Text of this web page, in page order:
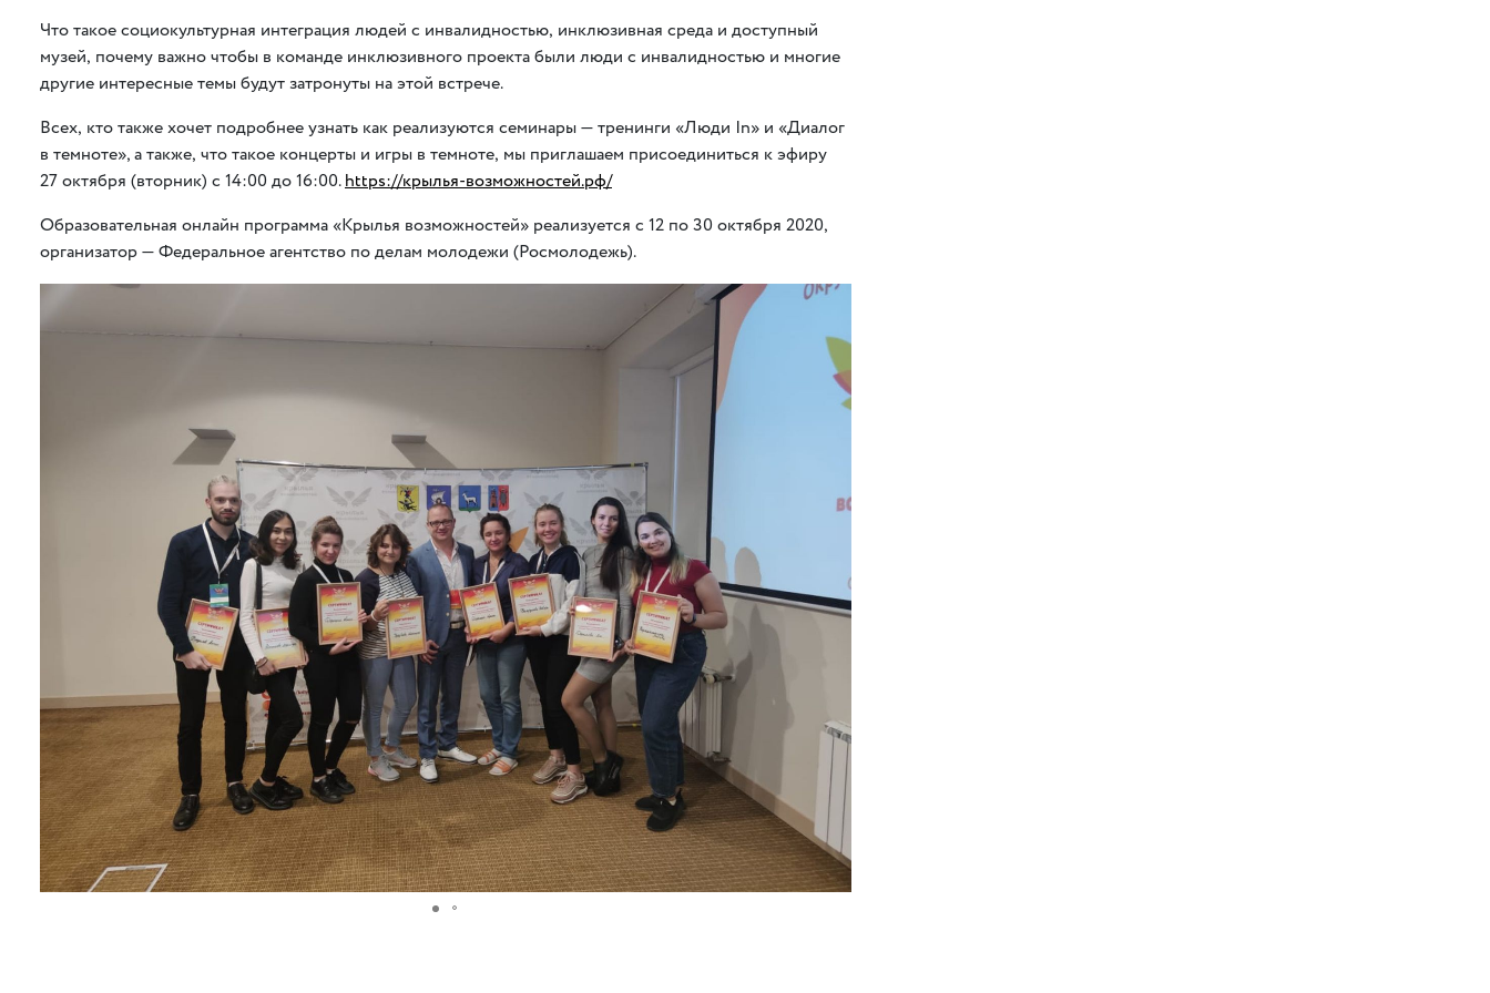
Что такое социокультурная интеграция людей с инвалидностью, инклюзивная среда и доступный
музей, почему важно чтобы в команде инклюзивного проекта были люди с инвалидностью и многие
другие интересные темы будут затронуты на этой встрече.
Всех, кто также хочет подробнее узнать как реализуются семинары — тренинги «Люди In» и «Диалог
в темноте», а также, что такое концерты и игры в темноте, мы приглашаем присоединиться к эфиру
27 октября (вторник) с 14:00 до 16:00.https://крылья-возможностей.рф/
Образовательная онлайн программа«Крылья возможностей» реализуется с 12 по 30 октября 2020,
организатор — Федеральное агентство по делам молодежи (Росмолодежь).